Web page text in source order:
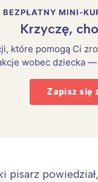
BEZPŁATNY MINI-
Krzyczę,
które pomogą Ci
wobec dziecka
Zapisz się
pisarz